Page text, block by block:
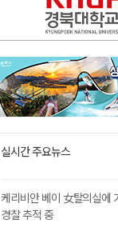
실시간 주요뉴스
케리비안 베이 女탈의실에
경찰 추적 중